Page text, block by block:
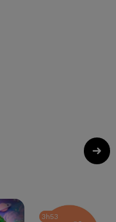
3h53
3h53